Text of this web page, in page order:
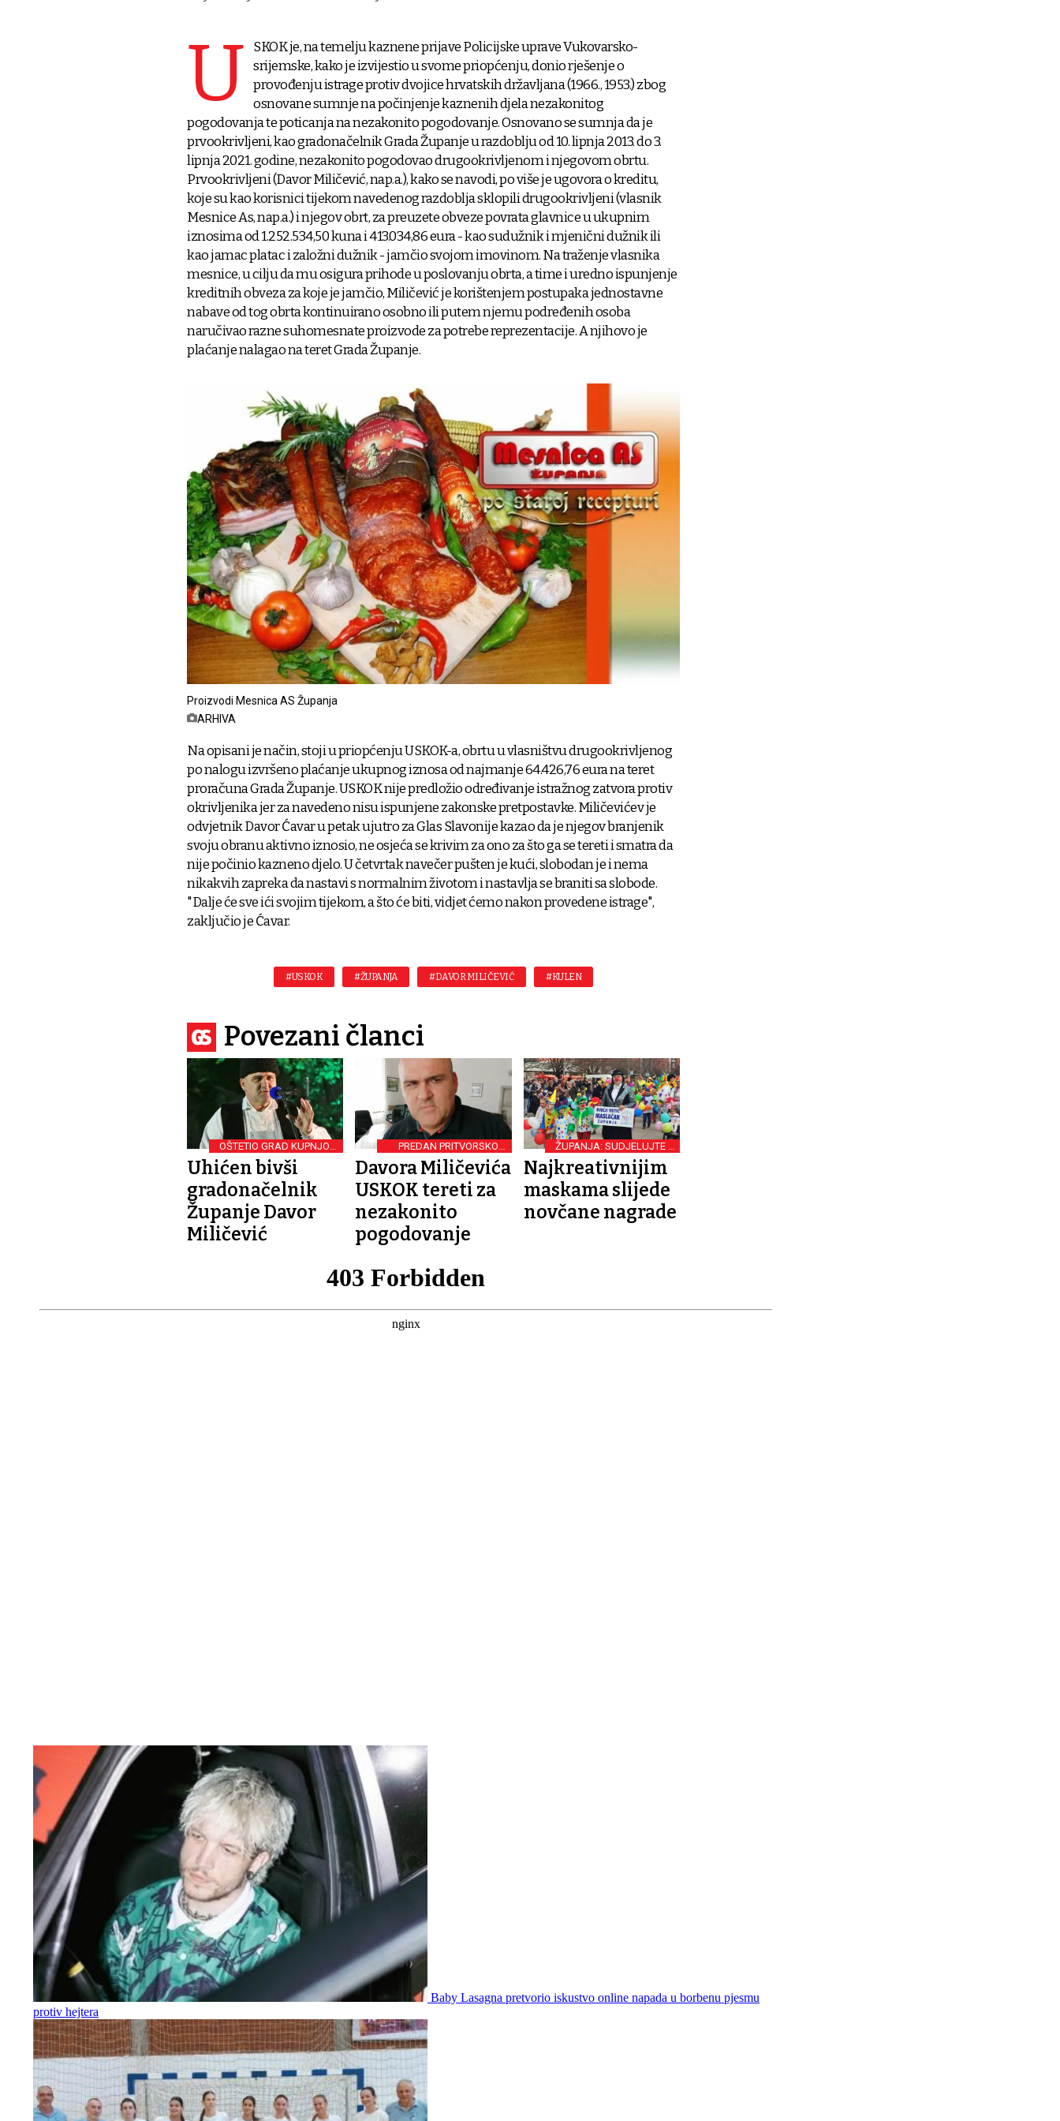
U
SKOK je, na temelju kaznene prijave Policijske uprave Vukovarsko-
srijemske, kako je izvijestio u svome priopćenju, donio rješenje o
provođenju istrage protiv dvojice hrvatskih državljana (1966., 1953.) zbog
osnovane sumnje na počinjenje kaznenih djela nezakonitog
pogodovanja te poticanja na nezakonito pogodovanje. Osnovano se sumnja da je
prvookrivljeni, kao gradonačelnik Grada Županje u razdoblju od 10. lipnja 2013. do 3.
lipnja 2021. godine, nezakonito pogodovao drugookrivljenom i njegovom obrtu.
Prvookrivljeni (Davor Miličević, nap.a.), kako se navodi, po više je ugovora o kreditu,
koje su kao korisnici tijekom navedenog razdoblja sklopili drugookrivljeni (vlasnik
Mesnice As, nap.a.) i njegov obrt, za preuzete obveze povrata glavnice u ukupnim
iznosima od 1.252.534,50 kuna i 413.034,86 eura - kao sudužnik i mjenični dužnik ili
kao jamac platac i založni dužnik - jamčio svojom imovinom. Na traženje vlasnika
mesnice, u cilju da mu osigura prihode u poslovanju obrta, a time i uredno ispunjenje
kreditnih obveza za koje je jamčio, Miličević je korištenjem postupaka jednostavne
nabave od tog obrta kontinuirano osobno ili putem njemu podređenih osoba
naručivao razne suhomesnate proizvode za potrebe reprezentacije. A njihovo je
plaćanje nalagao na teret Grada Županje.
Proizvodi Mesnica AS Županja
ARHIVA
Na opisani je način, stoji u priopćenju USKOK-a, obrtu u vlasništvu drugookrivljenog
po nalogu izvršeno plaćanje ukupnog iznosa od najmanje 64.426,76 eura na teret
proračuna Grada Županje. USKOK nije predložio određivanje istražnog zatvora protiv
okrivljenika jer za navedeno nisu ispunjene zakonske pretpostavke. Miličevićev je
odvjetnik Davor Ćavar u petak ujutro za Glas Slavonije kazao da je njegov branjenik
svoju obranu aktivno iznosio, ne osjeća se krivim za ono za što ga se tereti i smatra da
nije počinio kazneno djelo. U četvrtak navečer pušten je kući, slobodan je i nema
nikakvih zapreka da nastavi s normalnim životom i nastavlja se braniti sa slobode.
"Dalje će sve ići svojim tijekom, a što će biti, vidjet ćemo nakon provedene istrage",
zaključio je Ćavar.
#USKOK #ŽUPANJA #DAVOR MILIČEVIĆ #KULEN
Povezani članci
OŠTETIO GRAD KUPNJOM
KULENA?
Uhićen bivši
gradonačelnik
Županje Davor
Miličević
PREDAN PRITVORSKOM
NADZORNIKU
Davora Miličevića
USKOK tereti za
nezakonito
pogodovanje
ŽUPANJA: SUDJELUJTE U
POKLADNOJ POVORCI
Najkreativnijim
maskama slijede
novčane nagrade
Baby Lasagna pretvorio iskustvo online napada u borbenu pjesmu
protiv hejtera